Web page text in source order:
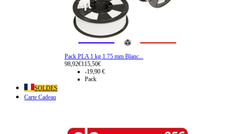
Pack PLA 1 kg 1.75 mm Blanc...
98,92€115,50€
-19,90 €
Pack
SOLDES
Carte Cadeau